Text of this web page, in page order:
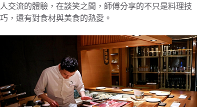
人交流的體驗，在談笑之間，師傅分享的不只是料理技
巧，還有對食材與美食的熱愛。